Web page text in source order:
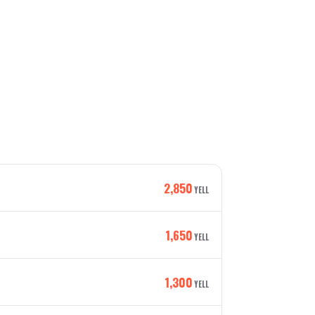
2,850YELL
1,650YELL
1,300YELL